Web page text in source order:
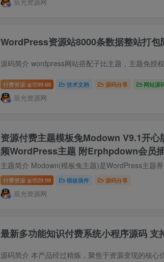
WordPress资源站8000条数据整站打
付费资源 金币99.88 技术文档 源码分享 网站源
辰光资源网
资源付费主题模板兔Modown V9.1开
频WordPress主题 附Erphpdown会员
付费资源 金币29.99 模板插件 源码分享
辰光资源网
最新多功能知识付费系统小程序源码 支